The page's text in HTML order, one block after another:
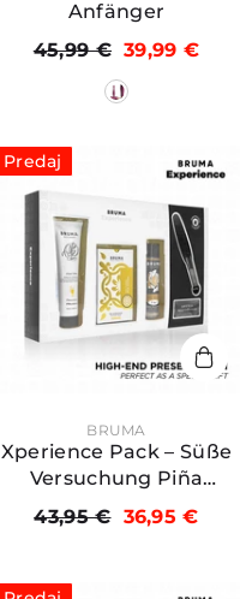
Anfänger
45,99 € 39,99 €
Predaj
BRUMA
Xperience Pack – Süße
Versuchung Piña
Colada (mit Orgasmus-
Booster)
43,95 € 36,95 €